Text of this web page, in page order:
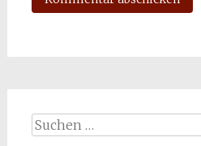
Suchen